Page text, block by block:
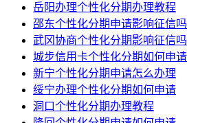
岳阳办理个性化分期办理教程
邵东个性化分期申请影响征信吗
武冈协商个性化分期影响征信吗
城步信用卡个性化分期如何申请
新宁个性化分期申请怎么办理
绥宁办理个性化分期如何申请
洞口个性化分期办理教程